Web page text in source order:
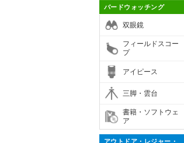
バードウォッチング
双眼鏡
フィールドスコー
プ
アイピース
三脚・雲台
書籍・ソフトウェ
ア
アウトドア・レジャー・